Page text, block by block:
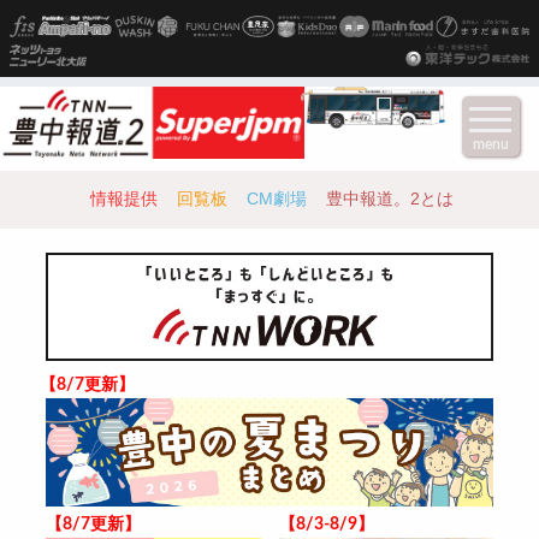
情報提供 回覧板 CM劇場 豊中報道。2とは
【8/7更新】
【8/7更新】 【8/3-8/9】
menu